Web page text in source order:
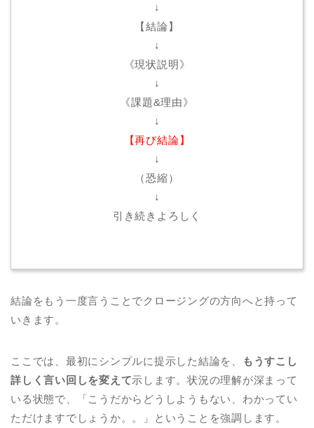
↓
【結論】
↓
《現状説明》
↓
《課題&理由》
↓
【再び結論】
↓
（恐縮）
↓
引き続きよろしく
結論をもう一度言うことでクロージングの方向へと持って
いきます。
ここでは、最初にシンプルに提示した結論を、
もうすこし
詳しく言い回しを変えて示します。状況の理解が深まって
いる状態で、「こうだからどうしようもない、わかってい
ただけますでしょうか。。」ということを強調します。